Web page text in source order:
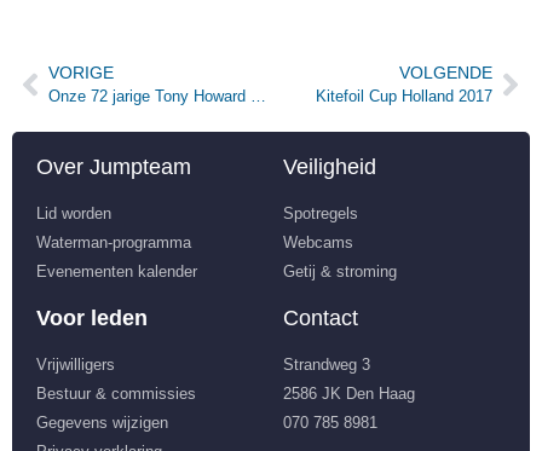
VORIGE
Onze 72 jarige Tony Howard als kitesurfer op TV
VOLGENDE
Kitefoil Cup Holland 2017
Over Jumpteam
Lid worden
Waterman-programma
Evenementen kalender
Veiligheid
Spotregels
Webcams
Getij & stroming
Voor leden
Vrijwilligers
Bestuur & commissies
Gegevens wijzigen
Contact
Strandweg 3
2586 JK Den Haag
070 785 8981